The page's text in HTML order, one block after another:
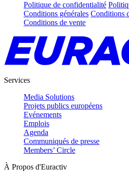
Politique de confidentialité
Conditions générales Conditions
Conditions de vente
Services
Media Solutions
Projets publics européens
Evénements
Emplois
Agenda
Communiqués de presse
Members’ Circle
À Propos d'Euractiv